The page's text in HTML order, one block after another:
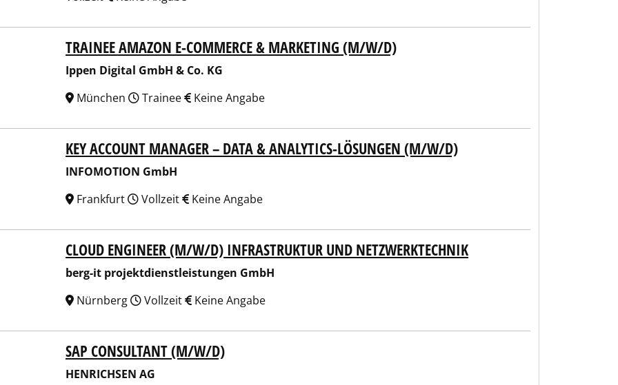
Digital GmbH & Co. KG
TRAINEE AMAZON E-COMMERCE & MARKETING (M/W/D)
Ippen Digital GmbH & Co. KG
München
Trainee Keine Angabe
GmbHKEY ACCOUNT MANAGER – DATA & ANALYTICS-LÖSUNGEN (M/W/D)
INFOMOTION GmbH
Frankfurt
Vollzeit Keine Angabe
it projektdienstleistungen GmbH
CLOUD ENGINEER (M/W/D) INFRASTRUKTUR UND NETZWERKTECHNIK
berg-it projektdienstleistungen GmbH
Nürnberg
Vollzeit Keine Angabe
SAP CONSULTANT (M/W/D)
HENRICHSEN AG